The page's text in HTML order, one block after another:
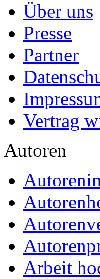
Über uns
Presse
Partner
Vertrag
Autoren
Arbeit